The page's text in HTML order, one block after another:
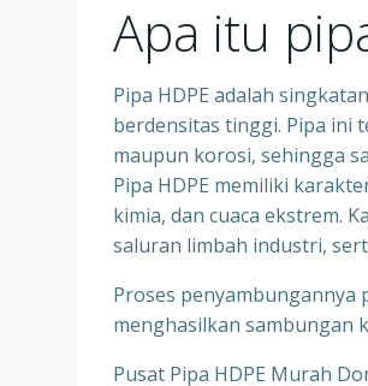
Apa itu
Pipa HDPE adalah
berdensitas tinggi. Pipa ini
maupun korosi, sehingga
Pipa HDPE memiliki
kimia, dan cuaca ekstrem.
saluran limbah industri,
Proses
menghasilkan sambungan
Pusat Pipa HDPE Murah